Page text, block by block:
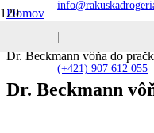
|
(+421) 907 612 055
Domov
Dr. Beckmann vôňa do
Dr. Beckmann